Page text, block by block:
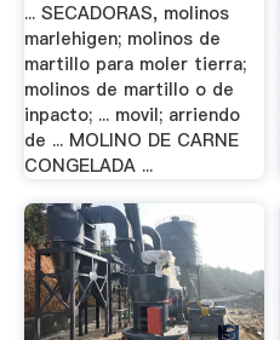
... SECADORAS, molinos
marlehigen; molinos de
martillo para moler tierra;
molinos de martillo o de
inpacto; ... movil; arriendo
de ... MOLINO DE CARNE
CONGELADA ...